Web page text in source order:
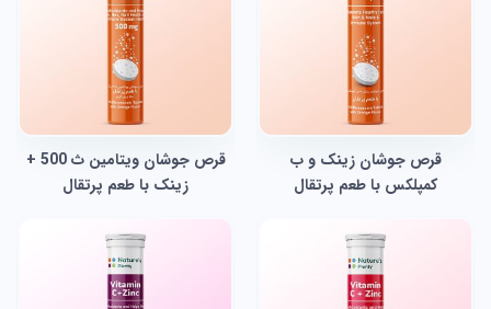
قرص جوشان زینک و ب
کمپلکس با طعم پرتقال
قرص جوشان ویتامین ث 500 +
زینک با طعم پرتقال